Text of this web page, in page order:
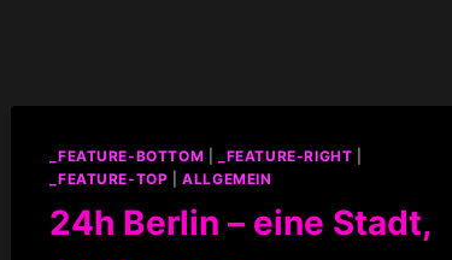
_FEATURE-BOTTOM _FEATURE-RIGHT
_FEATURE-TOP |ALLGEMEIN
24h Berlin – eine Stadt,